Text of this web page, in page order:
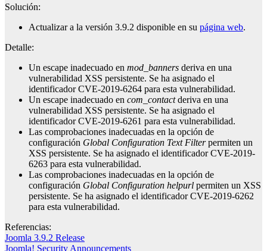
Solución:
Actualizar a la versión 3.9.2 disponible en su página web.
Detalle:
Un escape inadecuado en mod_banners deriva en una
vulnerabilidad XSS persistente. Se ha asignado el
identificador CVE-2019-6264 para esta vulnerabilidad.
Un escape inadecuado en com_contactderiva en una
vulnerabilidad XSS persistente. Se ha asignado el
identificador CVE-2019-6261 para esta vulnerabilidad.
Las comprobaciones inadecuadas en la opción de
configuración Global Configuration Text Filterpermiten un
XSS persistente. Se ha asignado el identificador CVE-2019-
6263 para esta vulnerabilidad.
Las comprobaciones inadecuadas en la opción de
configuración Global Configuration helpurl permiten un XSS
persistente. Se ha asignado el identificador CVE-2019-6262
para esta vulnerabilidad.
Referencias:
Joomla 3.9.2 Release
Joomla! Security Announcements